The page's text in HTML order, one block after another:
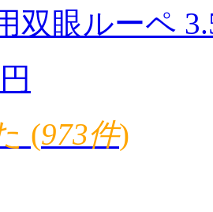
双眼ルーペ
(973件)